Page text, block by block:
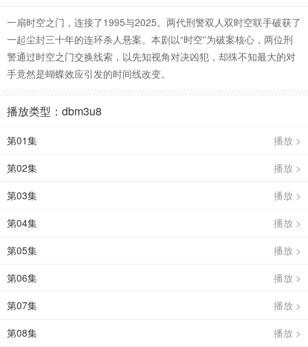
一扇时空之门，连接了1995与2025。两代刑警双人双时空联手破获了
一起尘封三十年的连环杀人悬案。本剧以“时空”为破案核心，两位刑
警通过时空之门交换线索，以先知视角对决凶犯，却殊不知最大的对
手竟然是蝴蝶效应引发的时间线改变。
播放类型：dbm3u8
播放 >
第01集
播放 >
第02集
播放 >
第03集
播放 >
第04集
播放 >
第05集
播放 >
第06集
播放 >
第07集
播放 >
第08集